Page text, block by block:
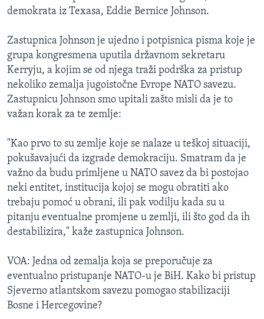
demokrata iz Texasa, Eddie Bernice Johnson.
Zastupnica Johnson je ujedno i potpisnica pisma koje je
grupa kongresmena uputila državnom sekretaru
Kerryju, a kojim se od njega traži podrška za pristup
nekoliko zemalja jugoistočne Evrope NATO savezu.
Zastupnicu Johnson smo upitali zašto misli da je to
važan korak za te zemlje:
"Kao prvo to su zemlje koje se nalaze u teškoj situaciji,
pokušavajući da izgrade demokraciju. Smatram da je
važno da budu primljene u NATO savez da bi postojao
neki entitet, institucija kojoj se mogu obratiti ako
trebaju pomoć u obrani, ili pak vodilju kada su u
pitanju eventualne promjene u zemlji, ili što god da ih
destabilizira," kaže zastupnica Johnson.
VOA: Jedna od zemalja koja se preporučuje za
eventualno pristupanje NATO-u je BiH. Kako bi pristup
Sjeverno atlantskom savezu pomogao stabilizaciji
Bosne i Hercegovine?